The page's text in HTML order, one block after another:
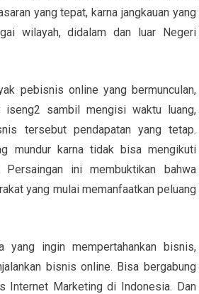
yang tepat, karna jangkauan yang
wilayah, didalam dan luar Negeri
pebisnis online yang bermunculan,
iseng2 sambil mengisi waktu luang,
tersebut pendapatan yang tetap.
mundur karna tidak bisa mengikuti
ini membuktikan bahwa
yang mulai memanfaatkan peluang
yang ingin mempertahankan bisnis,
bisnis online. Bisa bergabung
Internet Marketing di Indonesia. Dan